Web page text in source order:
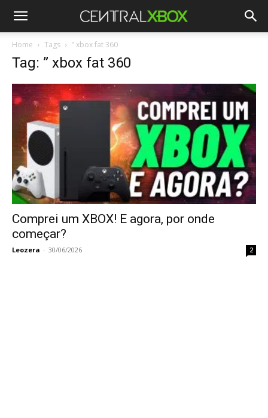
Home Tags ” xbox fat 360
Tag: ” xbox fat 360
Comprei um XBOX! E agora, por onde
começar?
Leozera - 30/06/2026 2